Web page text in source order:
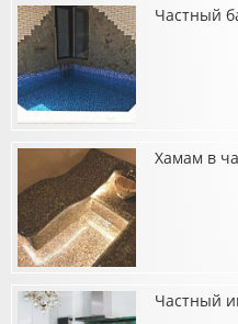
Частный
о Частный бассейнХамам в
о Хамам в частномЧастный